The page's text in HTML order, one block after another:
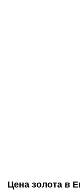
Цена золота в